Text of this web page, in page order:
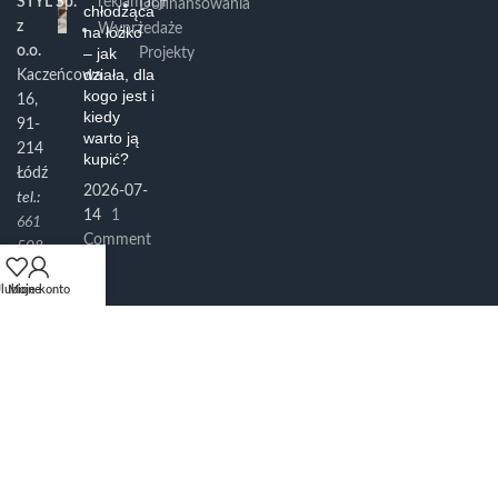
z
o.o.
Kaczeńcowa
16,
91-
214
Łódź
tel.:
661
508
700
e-
chłodząca
na łóżko
– jak
działa, dla
kogo jest i
kiedy
warto ją
kupić?
2026-07-
14
1
Comment
Wyprzedaże
Dofinansowania
i
Projekty
Moje konto